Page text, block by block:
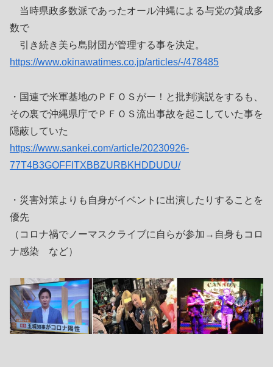
当時県政多数派であったオール沖縄による与党の賛成多
数で
引き続き美ら島財団が管理する事を決定。
https://www.okinawatimes.co.jp/articles/-/478485
・国連で米軍基地のＰＦＯＳがー！と批判演説をするも、
その裏で沖縄県庁でＰＦＯＳ流出事故を起こしていた事を
隠蔽していた
https://www.sankei.com/article/20230926-
77T4B3GOFFITXBBZURBKHDDUDU/
・災害対策よりも自身がイベントに出演したりすることを
優先
（コロナ禍でノーマスクライブに自らが参加→自身もコロ
ナ感染 など）